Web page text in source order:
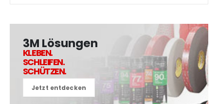
3M Lösungen
KLEBEN.
SCHLEIFEN.
SCHÜTZEN.
Jetzt entdecken